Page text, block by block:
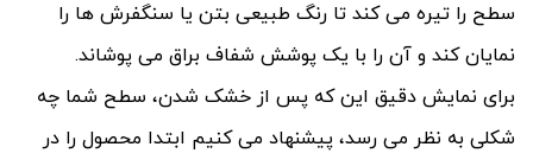
سطح را تیره می کند تا رنگ طبیعی بتن یا سنگفرش ها را
نمایان کند و آن را با یک پوشش شفاف براق می پوشاند.
برای نمایش دقیق این که پس از خشک شدن، سطح شما چه
شکلی به نظر می رسد، پیشنهاد می کنیم ابتدا محصول را در